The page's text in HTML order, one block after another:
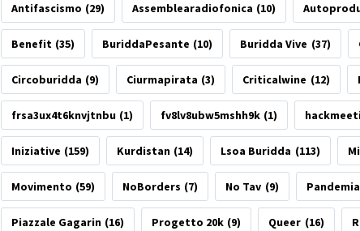
Antifascismo (29) Assemblearadiofonica (10)
Benefit (35) BuriddaPesante (10) Buridda Vive (37)
Circoburidda (9) Ciurmapirata (3) Criticalwine (12)
frsa3ux4t6knvjtnbu (1) fv8lv8ubw5mshh9k (1)
Iniziative (159) Kurdistan (14) Lsoa Buridda (113)
Movimento (59) NoBorders (7) No Tav (9) Pandemia
Piazzale Gagarin (16) Progetto 20k (9) Queer (16)